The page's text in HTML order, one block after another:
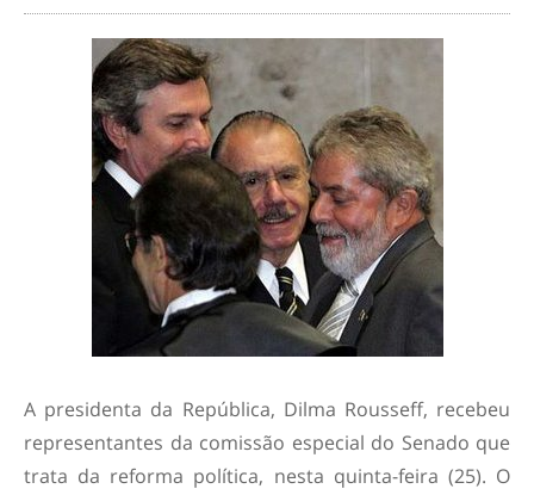
A presidenta da República, Dilma Rousseff, recebeu
representantes da comissão especial do Senado que
trata da reforma política, nesta quinta-feira (25). O